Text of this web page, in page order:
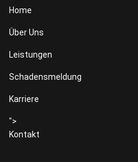
Home
Über Uns
Leistungen
Schadensmeldung
Karriere
">
Kontakt